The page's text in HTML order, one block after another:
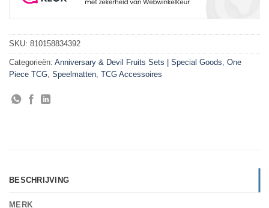
SKU: 810158834392
Categorieën: Anniversary & Devil Fruits Sets | Special Goods, One
Piece TCG, Speelmatten, TCG Accessoires
BESCHRIJVING
MERK